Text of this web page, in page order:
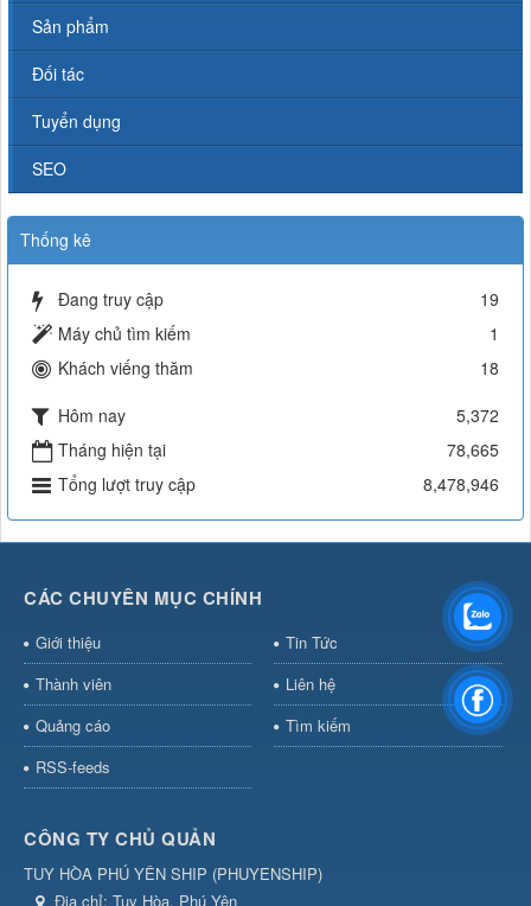
Sản phẩm
Đối tác
Tuyển dụng
SEO
Thống kê
Đang truy cập
19
Máy chủ tìm kiếm
1
Khách viếng thăm
18
Hôm nay
5,372
Tháng hiện tại
78,665
Tổng lượt truy cập
8,478,946
CÁC CHUYÊN MỤC CHÍNH
Giới thiệu
Tin Tức
Thành viên
Liên hệ
Quảng cáo
Tìm kiếm
RSS-feeds
CÔNG TY CHỦ QUẢN
TUY HÒA PHÚ YÊN SHIP (PHUYENSHIP)
Địa chỉ: Tuy Hòa, Phú Yên